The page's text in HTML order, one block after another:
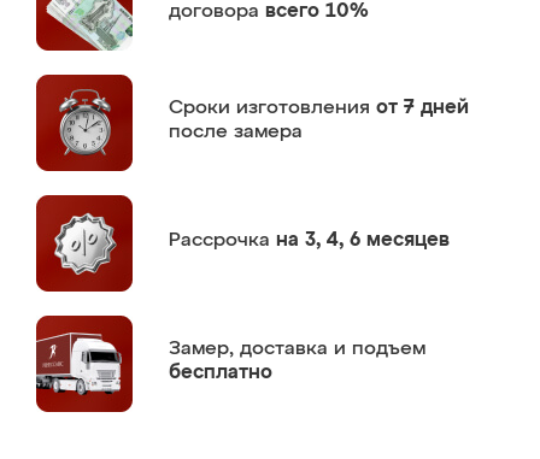
договора всего 10%
Сроки изготовления от 7 дней
после замера
Рассрочка на 3, 4, 6 месяцев
Замер, доставка и подъем
бесплатно